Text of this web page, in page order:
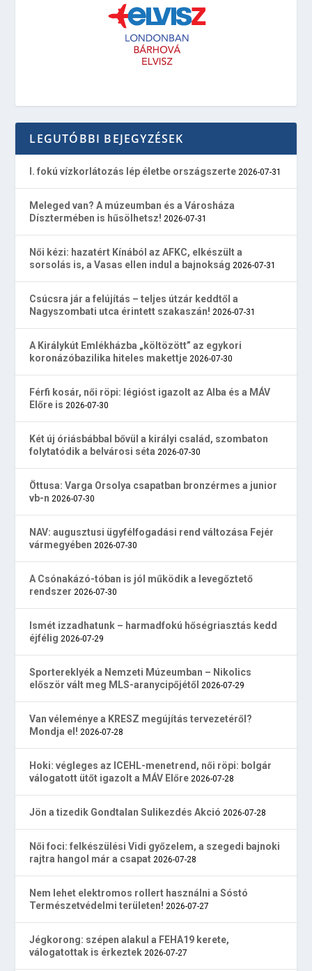
LEGUTÓBBI BEJEGYZÉSEK
I. fokú vízkorlátozás lép életbe országszerte 2026-07-31
Meleged van? A múzeumban és a Városháza
Dísztermében is hűsölhetsz! 2026-07-31
Női kézi: hazatért Kínából az AFKC, elkészült a
sorsolás is, a Vasas ellen indul a bajnokság 2026-07-31
Csúcsra jár a felújítás – teljes útzár keddtől a
Nagyszombati utca érintett szakaszán! 2026-07-31
A Királykút Emlékházba „költözött” az egykori
koronázóbazilika hiteles makettje 2026-07-30
Férfi kosár, női röpi: légióst igazolt az Alba és a MÁV
Előre is 2026-07-30
Két új óriásbábbal bővül a királyi család, szombaton
folytatódik a belvárosi séta 2026-07-30
Öttusa: Varga Orsolya csapatban bronzérmes a junior
vb-n 2026-07-30
NAV: augusztusi ügyfélfogadási rend változása Fejér
vármegyében 2026-07-30
A Csónakázó-tóban is jól működik a levegőztető
rendszer 2026-07-30
Ismét izzadhatunk – harmadfokú hőségriasztás kedd
éjfélig 2026-07-29
Sportereklyék a Nemzeti Múzeumban – Nikolics
először vált meg MLS-aranycipőjétől 2026-07-29
Van véleménye a KRESZ megújítás tervezetéről?
Mondja el! 2026-07-28
Hoki: végleges az ICEHL-menetrend, női röpi: bolgár
válogatott ütőt igazolt a MÁV Előre 2026-07-28
Jön a tizedik Gondtalan Sulikezdés Akció 2026-07-28
Női foci: felkészülési Vidi győzelem, a szegedi bajnoki
rajtra hangol már a csapat 2026-07-28
Nem lehet elektromos rollert használni a Sóstó
Természetvédelmi területen! 2026-07-27
Jégkorong: szépen alakul a FEHA19 kerete,
válogatottak is érkeztek 2026-07-27